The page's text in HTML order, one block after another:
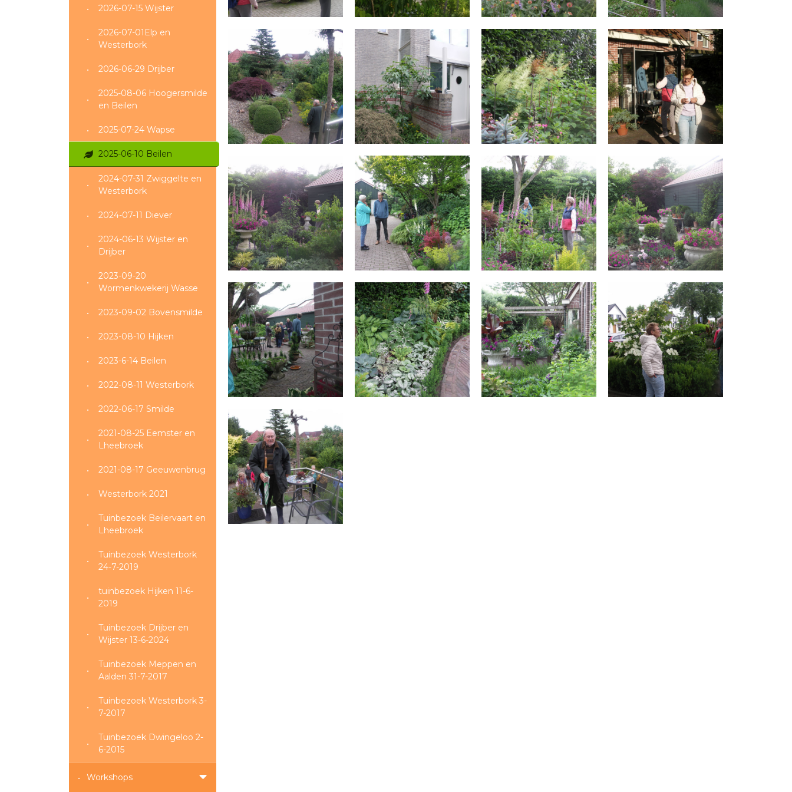
2026-07-15 Wijster
2026-07-01Elp en
Westerbork
2026-06-29 Drijber
2025-08-06 Hoogersmilde
en Beilen
2025-07-24 Wapse
2025-06-10 Beilen
2024-07-31 Zwiggelte en
Westerbork
2024-07-11 Diever
2024-06-13 Wijster en
Drijber
2023-09-20
Wormenkwekerij Wasse
2023-09-02 Bovensmilde
2023-08-10 Hijken
2023-6-14 Beilen
2022-08-11 Westerbork
2022-06-17 Smilde
2021-08-25 Eemster en
Lheebroek
2021-08-17 Geeuwenbrug
Westerbork 2021
Tuinbezoek Beilervaart en
Lheebroek
Tuinbezoek Westerbork
24-7-2019
tuinbezoek Hijken 11-6-
2019
Tuinbezoek Drijber en
Wijster 13-6-2024
Tuinbezoek Meppen en
Aalden 31-7-2017
Tuinbezoek Westerbork 3-
7-2017
Tuinbezoek Dwingeloo 2-
6-2015
Workshops